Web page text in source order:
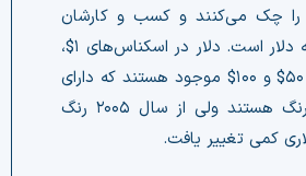
را چک می‌کنند و کسب و کارشان
مستقیماً وابسته به دلار است. دلار در اسکناس‌های ۱$،
۲$، ۵$، ۱۰$، ۲۰$، ۵۰$ و ۱۰۰$ موجود هستند که دارای
یک اندازه و یک رنگ هستند ولی از سال ۲۰۰۵ رنگ
کمی تغییر یافت.